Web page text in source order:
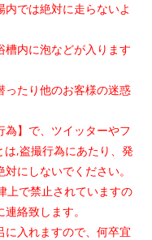
では絶対に走らないよ
槽内に泡などが入ります
ったり他のお客様の迷惑
為】で、ツイッターやフ
は,盗撮行為にあたり、発
にしないでください。
上で禁止されていますの
絡致します。
に入れますので、何卒宜